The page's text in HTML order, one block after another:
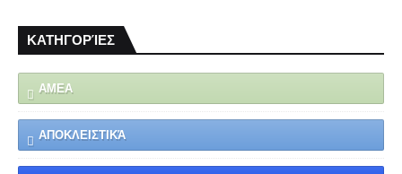
ΚΑΤΗΓΟΡΊΕΣ
ΑΜΕΑ
ΑΠΟΚΛΕΙΣΤΙΚΆ